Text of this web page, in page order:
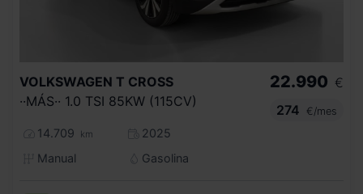
VOLKSWAGEN T CROSS
··MÁS·· 1.0 TSI 85KW (115CV)
14.709 km
2025
Manual
Gasolina
22.990 €
274
€/mes